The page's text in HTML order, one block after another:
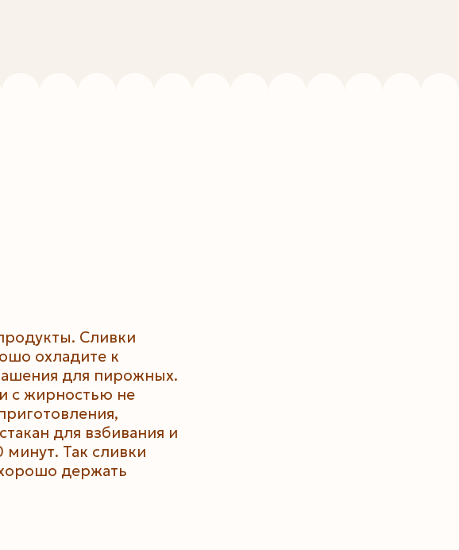
Сливки
охладите к
для пирожных.
с жирностью не
для взбивания и
минут. Так сливки
держать